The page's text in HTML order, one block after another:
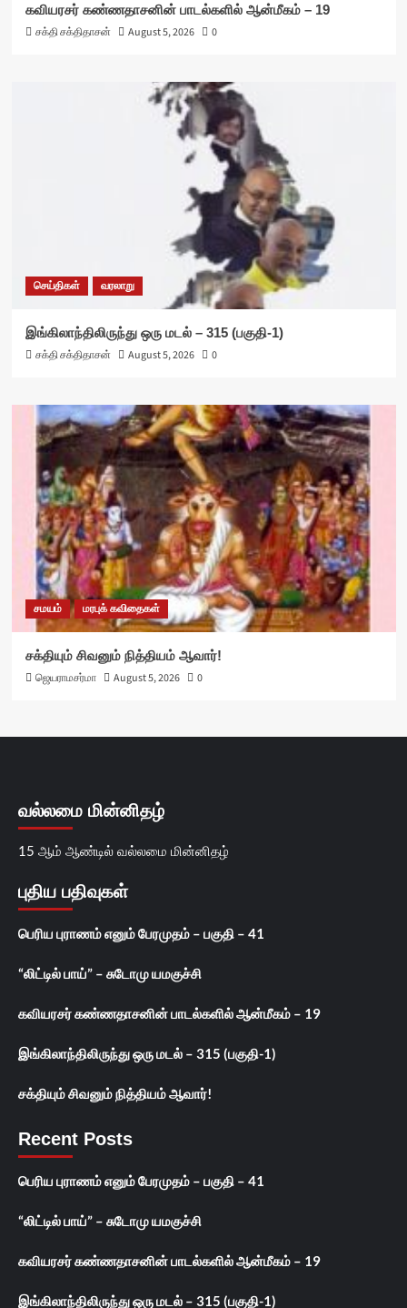
கவியரசர் கண்ணதாசனின் பாடல்களில் ஆன்மீகம் – 19
சக்தி சக்திதாசன்
August 5, 2026 0
செய்திகள் வரலாறு
இங்கிலாந்திலிருந்து ஒரு மடல் – 315 (பகுதி-1)
சக்தி சக்திதாசன்
August 5, 2026 0
சமயம் மரபுக் கவிதைகள்
சக்தியும் சிவனும் நித்தியம் ஆவார்!
ஜெயராமசர்மா
August 5, 2026 0
வல்லமை மின்னிதழ்
15 ஆம் ஆண்டில் வல்லமை மின்னிதழ்
புதிய பதிவுகள்
பெரிய புராணம் எனும் பேரமுதம் – பகுதி – 41
“லிட்டில் பாய்” – சுடோமு யமகுச்சி
கவியரசர் கண்ணதாசனின் பாடல்களில் ஆன்மீகம் – 19
இங்கிலாந்திலிருந்து ஒரு மடல் – 315 (பகுதி-1)
சக்தியும் சிவனும் நித்தியம் ஆவார்!
Recent Posts
பெரிய புராணம் எனும் பேரமுதம் – பகுதி – 41
“லிட்டில் பாய்” – சுடோமு யமகுச்சி
கவியரசர் கண்ணதாசனின் பாடல்களில் ஆன்மீகம் – 19
இங்கிலாந்திலிருந்து ஒரு மடல் – 315 (பகுதி-1)